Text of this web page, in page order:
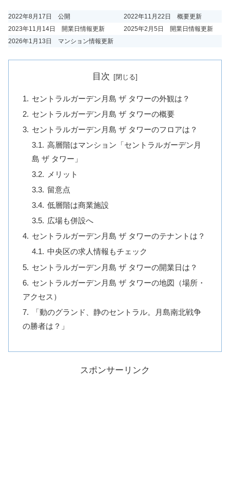
2022年8月17日 公開
2022年11月22日 概要更新
2023年11月14日 開業日情報更新
2025年2月5日 開業日情報更新
2026年1月13日 マンション情報更新
目次
セントラルガーデン月島 ザ タワーの外観は？
セントラルガーデン月島 ザ タワーの概要
セントラルガーデン月島 ザ タワーのフロアは？
高層階はマンション「セントラルガーデン月
島 ザ タワー」
メリット
留意点
低層階は商業施設
広場も併設へ
セントラルガーデン月島 ザ タワーのテナントは？
中央区の求人情報もチェック
セントラルガーデン月島 ザ タワーの開業日は？
セントラルガーデン月島 ザ タワーの地図（場所・
アクセス）
「動のグランド、静のセントラル。月島南北戦争
の勝者は？」
スポンサーリンク